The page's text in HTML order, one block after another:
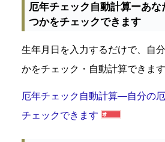
厄年チェック自動計算ーあな
つかをチェックできます
生年月日を入力するだけで、自
かをチェック・自動計算できます
厄年チェック自動計算―自分の
チェックできます